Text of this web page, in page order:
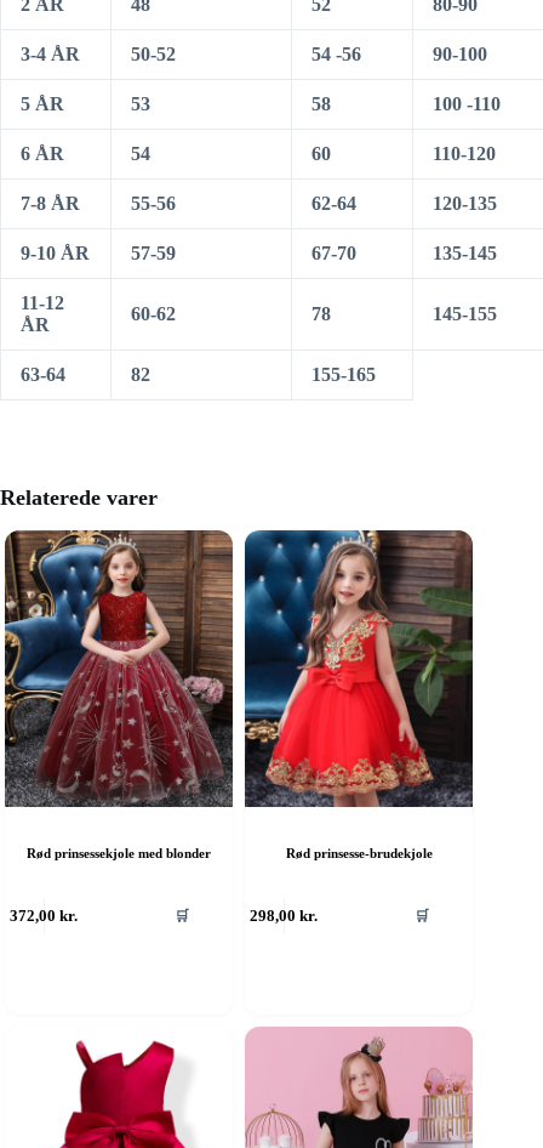
2 ÅR 48 52 80-90
3-4 ÅR 50-52 54 -56 90-100
5 ÅR 53 58 100 -110
6 ÅR 54 60 110-120
7-8 ÅR 55-56 62-64 120-135
9-10 ÅR 57-59 67-70 135-145
11-12
ÅR
60-62 78 145-155
63-64 82 155-165
Relaterede varer
Rød prinsessekjole med blonder
372,00kr. 🛒
Rød prinsesse-brudekjole
298,00kr. 🛒
vare
kan